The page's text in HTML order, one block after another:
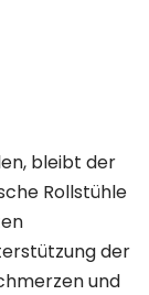
bleibt der
Rollstühle
der
und